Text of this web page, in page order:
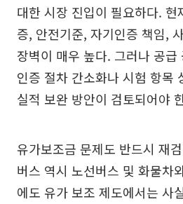
대한 시장 진입이 필요하다. 현
증, 안전기준, 자기인증 책임,
장벽이 매우 높다. 그러나 공
인증 절차 간소화나 시험 항목
실적 보완 방안이 검토되어야
유가보조금 문제도 반드시 재
버스 역시 노선버스 및 화물차
에도 유가 보조 제도에서는 사